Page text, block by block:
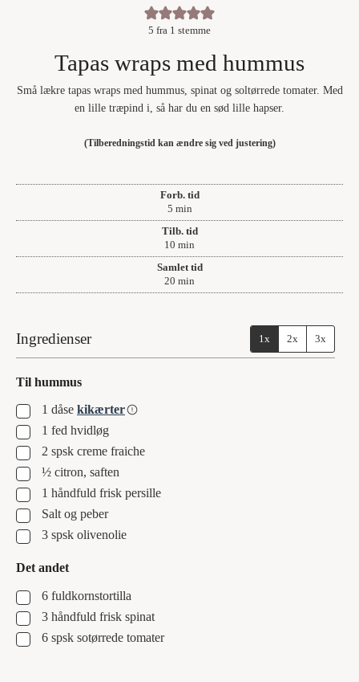
5 fra 1 stemme
Tapas wraps med hummus
Små lækre tapas wraps med hummus, spinat og soltørrede tomater. Med
en lille træpind i, så har du en sød lille hapser.
(Tilberedningstid kan ændre sig ved justering)
Forb. tid
5minutter
min
Tilb. tid
10 minutter
min
Samlet tid
20 minutter
min
Ingredienser 1x 2x 3x
Til hummus
▢1 dåse kikærter
▢1 fed hvidløg
▢
2 spsk creme fraiche
▢
½ citron, saften
▢1 håndfuld frisk persille
▢
Salt og peber
▢
3 spsk olivenolie
Det andet
▢
6 fuldkornstortilla
▢
3 håndfuld frisk spinat
▢
6 spsk sotørrede tomater